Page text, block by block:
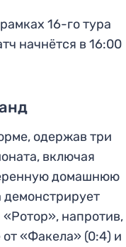
16-го тура
начнётся в 16:00
одержав три
включая
домашнюю
напротив,
«Факела» (0:4) и